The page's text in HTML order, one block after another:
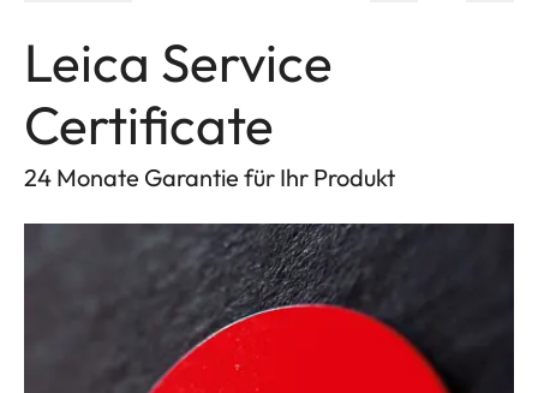
Leica Service
Certificate
24 Monate Garantie für Ihr Produkt